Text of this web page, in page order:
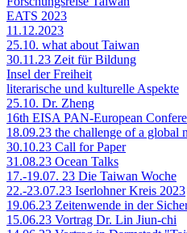
EATS 2023
11.12.2023
25.10. what about Taiwan
30.11.23 Zeit für Bildung
Insel der Freiheit
literarische und kulturelle Aspekte
25.10. Dr. Zheng
16th EISA PAN-European
18.09.23 the challenge of a global
30.10.23 Call for Paper
31.08.23 Ocean Talks
17.-19.07. 23 Die Taiwan Woche
22.-23.07.23 Iserlohner Kreis 2023
19.06.23 Zeitenwende in der
15.06.23 Vortrag Dr. Lin Jiun-chi